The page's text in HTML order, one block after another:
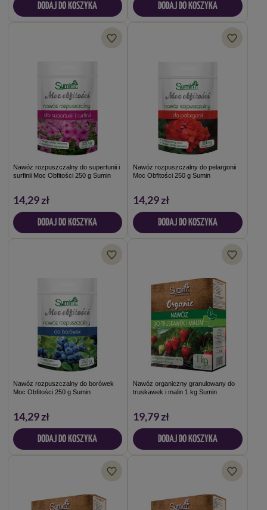
DODAJ DO KOSZYKA DODAJ DO KOSZYKA
Nawóz rozpuszczalny do supertunii i
surfinii Moc Obfitości 250 g Sumin
14,29 zł
DODAJ DO KOSZYKA
Nawóz rozpuszczalny do pelargonii
Moc Obfitości 250 g Sumin
14,29 zł
DODAJ DO KOSZYKA
Nawóz rozpuszczalny do borówek
Moc Obfitości 250 g Sumin
14,29 zł
DODAJ DO KOSZYKA
Nawóz organiczny granulowany do
truskawek i malin 1 kg Sumin
19,79 zł
DODAJ DO KOSZYKA